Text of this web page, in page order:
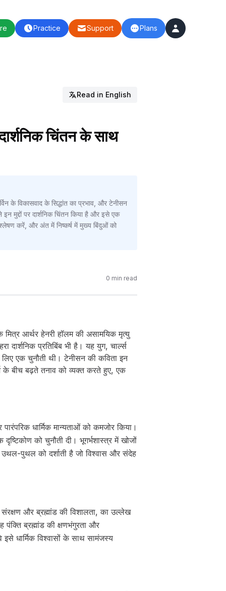
Practice Support Plans
Read in English
चिंतन के साथ
के विकासवाद के सिद्धांत का प्रभाव, और टेनीसन
मुद्दों पर दार्शनिक चिंतन किया है और इसे एक
करें, और अंत में निष्कर्ष में मुख्य बिंदुओं को
0 min read
आर्थर हेनरी हॉलम की असामयिक मृत्यु
दार्शनिक प्रतिबिंब भी है। यह युग, चार्ल्स
एक चुनौती थी। टेनीसन की कविता इन
के बीच बढ़ते तनाव को व्यक्त करते हुए, एक
धार्मिक मान्यताओं को कमजोर किया।
को चुनौती दी। भूगर्भशास्त्र में खोजों
पुथल को दर्शाती है जो विश्वास और संदेह
और ब्रह्मांड की विशालता, का उल्लेख
ब्रह्मांड की क्षणभंगुरता और
इसे धार्मिक विश्वासों के साथ सामंजस्य